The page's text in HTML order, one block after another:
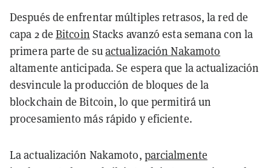
Después de enfrentar múltiples retrasos, la red de
capa 2 de Bitcoin Stacks avanzó esta semana con la
primera parte de suactualización Nakamoto
altamente anticipada. Se espera que la actualización
desvincule la producción de bloques de la
blockchain de Bitcoin, lo que permitirá un
procesamiento más rápido y eficiente.
La actualización Nakamoto, parcialmente